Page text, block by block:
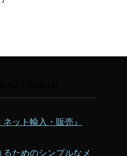
ット輸入・販売』
るためのシンプルなメ